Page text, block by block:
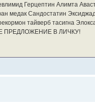
Герцептин Алимта
медак Сандостатин
тайверб тасигна
ПРЕДЛОЖЕНИЕ В ЛИЧКУ!